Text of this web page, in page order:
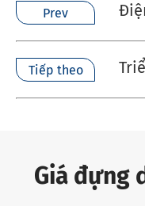
Prev
Tiếp theo
Giá đựng